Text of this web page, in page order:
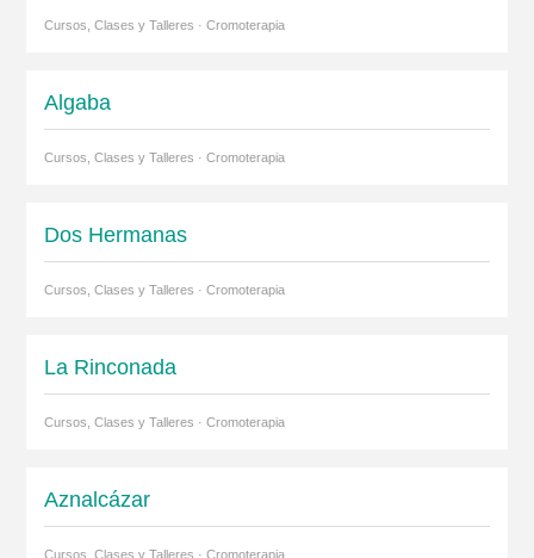
Cursos, Clases y Talleres · Cromoterapia
Algaba
Cursos, Clases y Talleres · Cromoterapia
Dos Hermanas
Cursos, Clases y Talleres · Cromoterapia
La Rinconada
Cursos, Clases y Talleres · Cromoterapia
Aznalcázar
Cursos, Clases y Talleres · Cromoterapia